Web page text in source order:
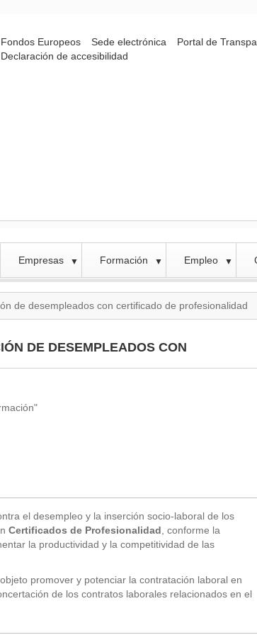
Fondos Europeos Sede electrónica
Portal de
Declaración de accesibilidad
Empresas ▼ Formación ▼ Empleo ▼
de desempleados con certificado de profesionalidad
DE DESEMPLEADOS CON
el desempleo y la inserción socio-laboral de los
Certificados de Profesionalidad , conforme la
la productividad y la competitividad de las
promover y potenciar la contratación laboral en
de los contratos laborales relacionados en el